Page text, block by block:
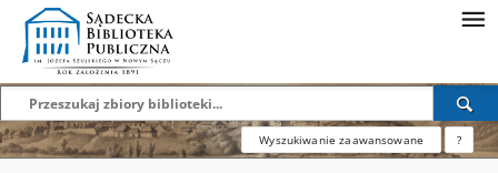
Wyszukiwanie zaawansowane ?